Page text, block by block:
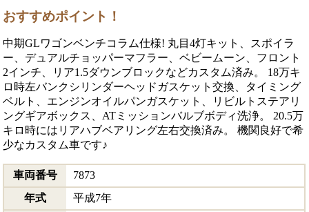
おすすめポイント！
中期GLワゴンベンチコラム仕様! 丸目4灯キット、スポイラ
ー、デュアルチョッパーマフラー、ベビームーン、フロント
2インチ、リア1.5ダウンブロックなどカスタム済み。 18万キ
ロ時左バンクシリンダーヘッドガスケット交換、タイミング
ベルト、エンジンオイルパンガスケット、リビルトステアリ
ングギアボックス、ATミッションバルブボディ洗浄。 20.5万
キロ時にはリアハブベアリング左右交換済み。 機関良好で希
少なカスタム車です♪
車両番号
7873
年式
平成7年